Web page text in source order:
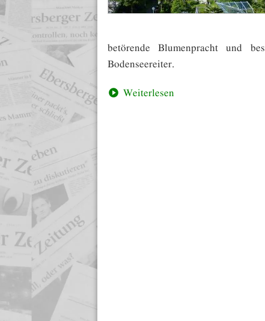
betörende Blumenpracht und
Bodenseereiter.
Weiterlesen